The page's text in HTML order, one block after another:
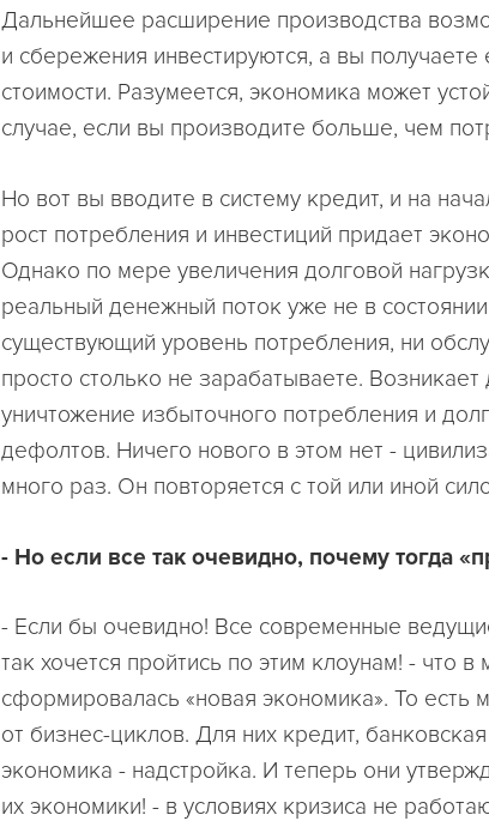
Дальнейшее расширение производства
и сбережения инвестируются, а вы
стоимости. Разумеется, экономика может
случае, если вы производите больше, чем
Но вот вы вводите в систему кредит, и на
рост потребления и инвестиций придает
Однако по мере увеличения долговой
реальный денежный поток уже не в
существующий уровень потребления, ни
просто столько не зарабатываете.
уничтожение избыточного потребления и
дефолтов. Ничего нового в этом нет -
много раз. Он повторяется с той или иной
- Но если все так очевидно, почему тогда
- Если бы очевидно! Все современные
так хочется пройтись по этим клоунам! - что в
сформировалась «новая экономика». То есть
от бизнес-циклов. Для них кредит,
экономика - надстройка. И теперь они
их экономики! - в условиях кризиса не